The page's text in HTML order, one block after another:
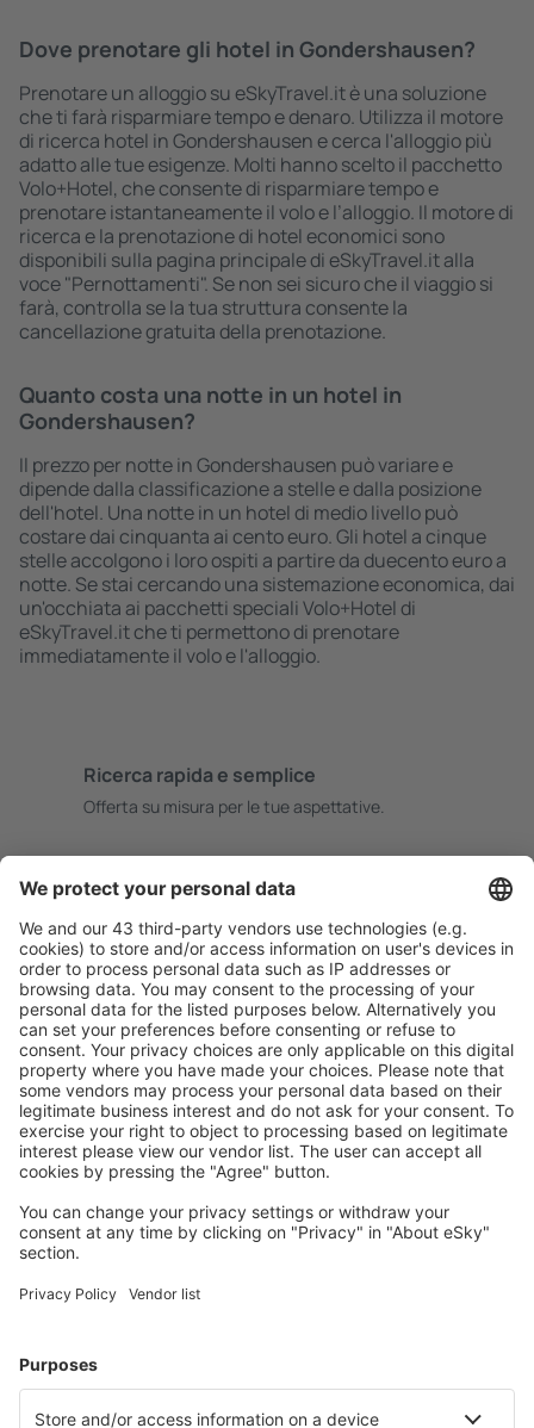
Dove prenotare gli hotel in Gondershausen?
Prenotare un alloggio su eSkyTravel.it è una soluzione
che ti farà risparmiare tempo e denaro. Utilizza il motore
di ricerca hotel in Gondershausen e cerca l'alloggio più
adatto alle tue esigenze. Molti hanno scelto il pacchetto
Volo+Hotel, che consente di risparmiare tempo e
prenotare istantaneamente il volo e l’alloggio. Il motore di
ricerca e la prenotazione di hotel economici sono
disponibili sulla pagina principale di eSkyTravel.it alla
voce "Pernottamenti". Se non sei sicuro che il viaggio si
farà, controlla se la tua struttura consente la
cancellazione gratuita della prenotazione.
Quanto costa una notte in un hotel in
Gondershausen?
Il prezzo per notte in Gondershausen può variare e
dipende dalla classificazione a stelle e dalla posizione
dell'hotel. Una notte in un hotel di medio livello può
costare dai cinquanta ai cento euro. Gli hotel a cinque
stelle accolgono i loro ospiti a partire da duecento euro a
notte. Se stai cercando una sistemazione economica, dai
un'occhiata ai pacchetti speciali Volo+Hotel di
eSkyTravel.it che ti permettono di prenotare
immediatamente il volo e l'alloggio.
Ricerca rapida e semplice
Offerta su misura per le tue aspettative.
Pianifica in sicurezza
cancellazione gratuita.
Risparmia di più
Prezzi attraenti e offerte speciali per gli utenti registrati.
L’alloggio che ti piace
Scegli tra oltre 1,3 milioni di strutture: hotel, lodge,
appartamenti e altri.
Gli hotel più ricercati dagli utenti eSky
Hotel in Germania - Città popolari
Hotel a Westerland Hotel in Zingst Hotel Westerhever